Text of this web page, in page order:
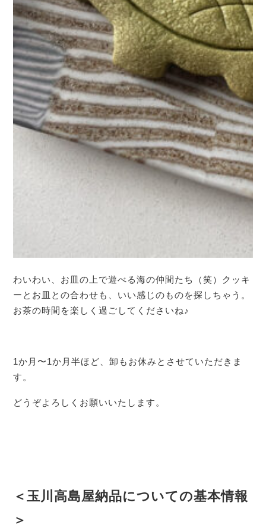
わいわい、お皿の上で遊べる海の仲間たち（笑）クッキ
ーとお皿との合わせも、いい感じのものを探しちゃう。
お茶の時間を楽しく過ごしてくださいね♪
1か月〜1か月半ほど、卸もお休みとさせていただきま
す。
どうぞよろしくお願いいたします。
＜玉川高島屋納品についての基本情報
＞